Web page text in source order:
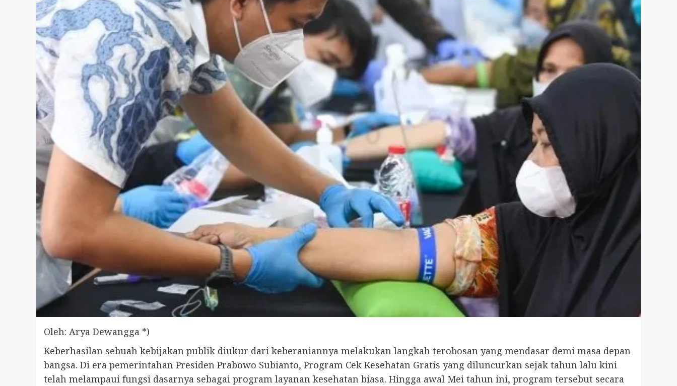
Oleh: Arya Dewangga *)
Keberhasilan sebuah kebijakan publik diukur dari keberaniannya melakukan langkah terobosan yang mendasar demi masa depan
bangsa. Di era pemerintahan Presiden Prabowo Subianto, Program Cek Kesehatan Gratis yang diluncurkan sejak tahun lalu kini
telah melampaui fungsi dasarnya sebagai program layanan kesehatan biasa. Hingga awal Mei tahun ini, program tersebut secara